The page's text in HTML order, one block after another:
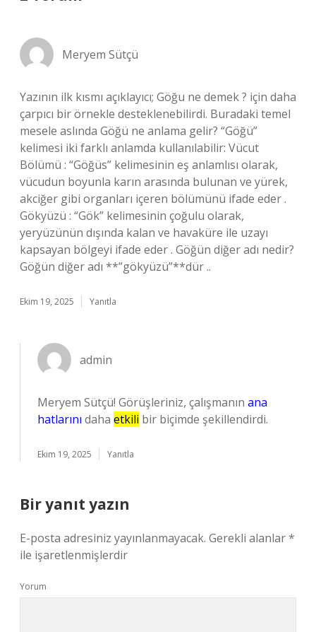
Meryem Sütçü
Yazının ilk kısmı açıklayıcı; Göğu ne demek ? için daha
çarpıcı bir örnekle desteklenebilirdi. Buradaki temel
mesele aslında Göğü ne anlama gelir? “Göğü”
kelimesi iki farklı anlamda kullanılabilir: Vücut
Bölümü : “Göğüs” kelimesinin eş anlamlısı olarak,
vücudun boyunla karın arasında bulunan ve yürek,
akciğer gibi organları içeren bölümünü ifade eder .
Gökyüzü : “Gök” kelimesinin çoğulu olarak,
yeryüzünün dışında kalan ve havaküre ile uzayı
kapsayan bölgeyi ifade eder . Göğün diğer adı nedir?
Göğün diğer adı **”gökyüzü”**dür ..
Ekim 19, 2025 Yanıtla
admin
Meryem Sütçü! Görüşleriniz, çalışmanın ana
hatlarını daha etkili bir biçimde şekillendirdi.
Ekim 19, 2025 Yanıtla
Bir yanıt yazın
E-posta adresiniz yayınlanmayacak. Gerekli alanlar*
ile işaretlenmişlerdir
Yorum